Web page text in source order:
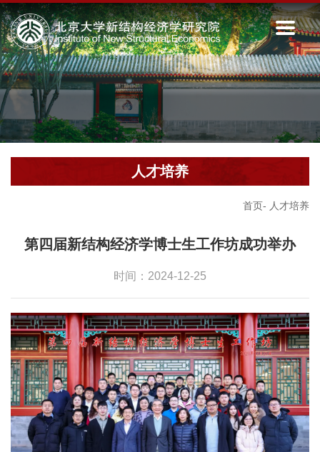
首页- 人才培养
人才培养
第四届新结构经济学博士生工作坊成功举办
时间：2024-12-25